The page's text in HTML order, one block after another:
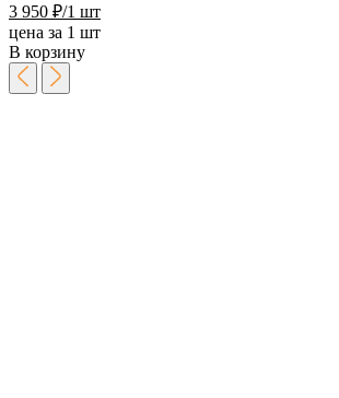
3 950 ₽/1 шт
цена за 1 шт
В корзину